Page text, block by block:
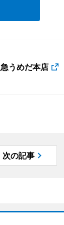
うめだ本店
次の記事